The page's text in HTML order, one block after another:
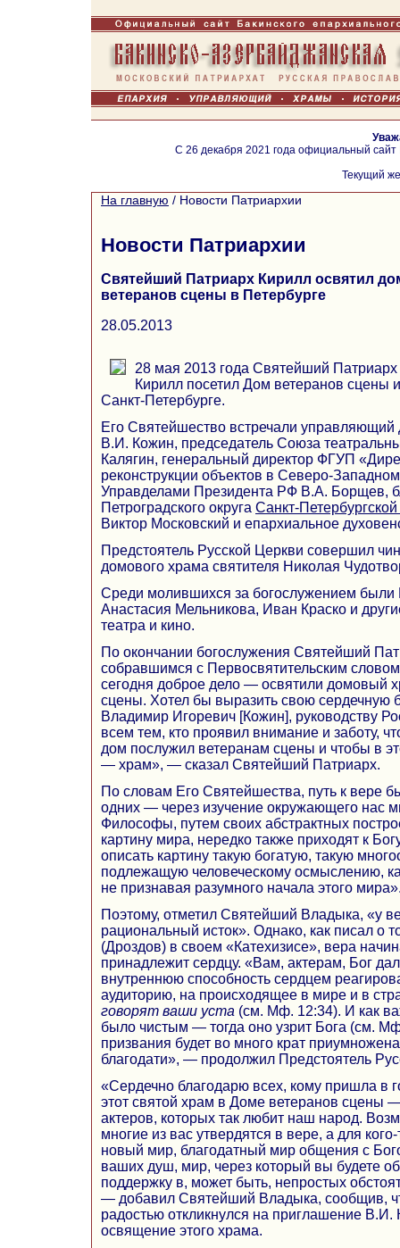
С 26 декабря 2021 года официальный
Текущий
На главную / Новости Патриархии
Новости Патриархии
Святейший Патриарх Кирилл освятил
ветеранов сцены в Петербурге
28.05.2013
28 мая 2013 года Святейший
Кирилл посетил Дом ветеранов
Санкт-Петербурге.
Его Святейшество встречали
В.И. Кожин, председатель Союза
Калягин, генеральный директор ФГУП
реконструкции объектов в Северо-
Управделами Президента РФ В.А. Борщев,
Петроградского округа Санкт-
Виктор Московский и епархиальное
Предстоятель Русской Церкви совершил
домового храма святителя Николая
Среди молившихся за богослужением были
Анастасия Мельникова, Иван Краско и
театра и кино.
По окончании богослужения Святейший
собравшимся с Первосвятительским
сегодня доброе дело — освятили домовый
сцены. Хотел бы выразить свою сердечную
Владимир Игоревич [Кожин], руководству
всем тем, кто проявил внимание и заботу,
дом послужил ветеранам сцены и чтобы в
— храм», — сказал Святейший Патриарх.
По словам Его Святейшества, путь к вере
одних — через изучение окружающего нас
Философы, путем своих абстрактных
картину мира, нередко также приходят к
описать картину такую богатую, такую
подлежащую человеческому осмыслению,
не признавая разумного начала этого
Поэтому, отметил Святейший Владыка, «у
рациональный исток». Однако, как писал о
(Дроздов) в своем «Катехизисе», вера
принадлежит сердцу. «Вам, актерам, Бог
внутреннюю способность сердцем
аудиторию, на происходящее в мире и в
говорят ваши уста (см. Мф. 12:34). И как
было чистым — тогда оно узрит Бога (см.
призвания будет во много крат
благодати», — продолжил Предстоятель
«Сердечно благодарю всех, кому пришла в
этот святой храм в Доме ветеранов сцены
актеров, которых так любит наш народ.
многие из вас утвердятся в вере, а для кого-
новый мир, благодатный мир общения с
ваших душ, мир, через который вы будете
поддержку в, может быть, непростых
— добавил Святейший Владыка, сообщив,
радостью откликнулся на приглашение
освящение этого храма.